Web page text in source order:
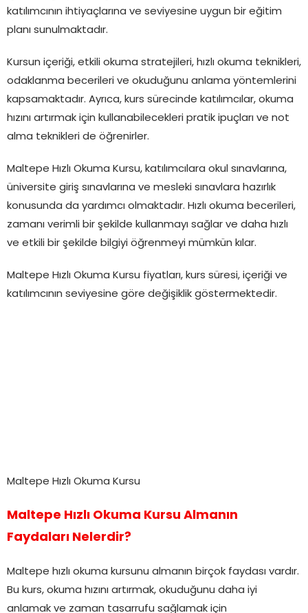
katılımcının ihtiyaçlarına ve seviyesine uygun bir eğitim
planı sunulmaktadır.
Kursun içeriği, etkili okuma stratejileri, hızlı okuma teknikleri,
odaklanma becerileri ve okuduğunu anlama yöntemlerini
kapsamaktadır. Ayrıca, kurs sürecinde katılımcılar, okuma
hızını artırmak için kullanabilecekleri pratik ipuçları ve not
alma teknikleri de öğrenirler.
Maltepe Hızlı Okuma Kursu, katılımcılara okul sınavlarına,
üniversite giriş sınavlarına ve mesleki sınavlara hazırlık
konusunda da yardımcı olmaktadır. Hızlı okuma becerileri,
zamanı verimli bir şekilde kullanmayı sağlar ve daha hızlı
ve etkili bir şekilde bilgiyi öğrenmeyi mümkün kılar.
Maltepe Hızlı Okuma Kursu fiyatları, kurs süresi, içeriği ve
katılımcının seviyesine göre değişiklik göstermektedir.
Maltepe Hızlı Okuma Kursu
Maltepe Hızlı Okuma Kursu Almanın
Faydaları Nelerdir?
Maltepe hızlı okuma kursunu almanın birçok faydası vardır.
Bu kurs, okuma hızını artırmak, okuduğunu daha iyi
anlamak ve zaman tasarrufu sağlamak için